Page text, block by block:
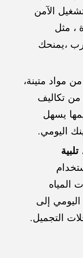
الآمن
، مثل
،يمنحك
مواد متينة،
تكاليف
يسهل
اليومي.
المياه
اليومي إلى
التجميل.